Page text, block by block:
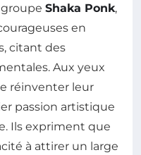
Shaka Ponk,
en
citant des
Aux yeux
réinventer leur
passion artistique
Ils expriment que
à attirer un large